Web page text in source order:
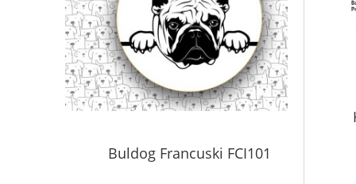
Buldog Francuski FCI101